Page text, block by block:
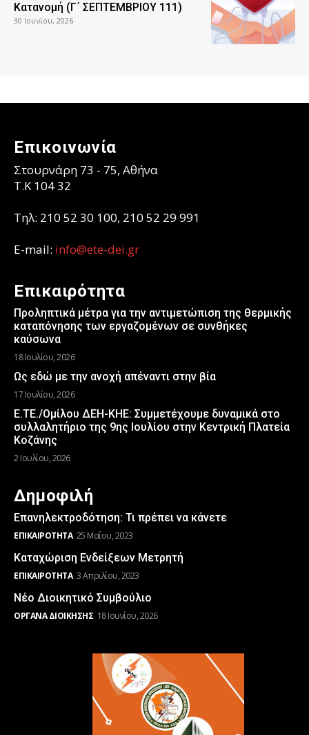
Κατανομή (Γ΄ ΣΕΠΤΕΜΒΡΙΟΥ 111)
30 Ιουνίου, 2026
Επικοινωνία
Στουρνάρη 73 - 75, Αθήνα
T.K 104 32
Τηλ: 210 52 30 100, 210 52 29 991
E-mail: info@ete-dei.gr
Επικαιρότητα
Προληπτικά μέτρα για την αντιμετώπιση της θερμικής
καταπόνησης των εργαζομένων σε συνθήκες
καύσωνα
18 Ιουλίου, 2026
Ως εδώ με την ανοχή απέναντι στην βία
17 Ιουλίου, 2026
Ε.ΤΕ./Ομίλου ΔΕΗ-ΚΗΕ: Συμμετέχουμε δυναμικά στο
συλλαλητήριο της 9ης Ιουλίου στην Κεντρική Πλατεία
Κοζάνης
2 Ιουλίου, 2026
Δημοφιλή
Επανηλεκτροδότηση: Τι πρέπει να κάνετε
ΕΠΙΚΑΙΡΌΤΗΤΑ 25 Μαΐου, 2023
Καταχώριση Ενδείξεων Μετρητή
ΕΠΙΚΑΙΡΌΤΗΤΑ 3 Απριλίου, 2023
Νέο Διοικητικό Συμβούλιο
ΌΡΓΑΝΑ ΔΙΟΊΚΗΣΗΣ 18 Ιουνίου, 2026